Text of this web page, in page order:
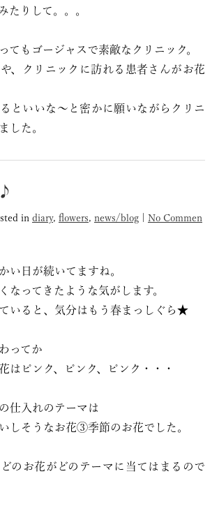
たりして。。。
てもゴージャスで素敵なクリニック。
、クリニックに訪れる患者さんがお花
といいな～と密かに願いながらクリニ
した。
in diary, flowers, news/blog
No Commen
い日が続いてますね。
なってきたような気がします。
いると、気分はもう春まっしぐら★
ってか
はピンク、ピンク、ピンク・・・
仕入れのテーマは
そうなお花③季節のお花でした。
のお花がどのテーマに当てはまるので